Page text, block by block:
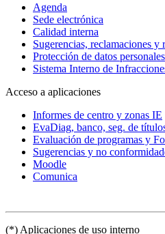
Agenda
Sede electrónica
Calidad interna
Sugerencias, reclamaciones y
Protección de datos personales
Sistema Interno de
Acceso a aplicaciones
Informes de centro y zonas IE
EvaDiag, banco, seg. de
Evaluación de programas y
Sugerencias y no
Moodle
Comunica
(*) Aplicaciones de uso interno